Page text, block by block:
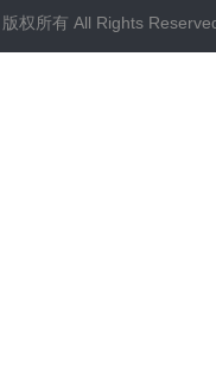
权所有 All Rights